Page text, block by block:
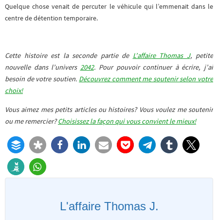
Quelque chose venait de percuter le véhicule qui l’emmenait dans le
centre de détention temporaire.
Cette histoire est la seconde partie de L’affaire Thomas J, petite
nouvelle dans l’univers 2042. Pour pouvoir continuer à écrire, j’ai
besoin de votre soutien. Découvrez comment me soutenir selon votre
choix!
Vous aimez mes petits articles ou histoires? Vous voulez me soutenir
ou me remercier?Choisissez la façon qui vous convient le mieux!
L'affaire Thomas J.